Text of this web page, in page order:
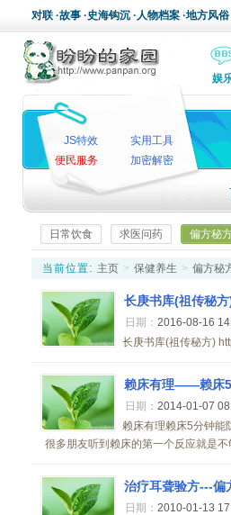
对联 ·故事 ·史海钩沉 ·人物档案 ·地方风俗
娱
JS特效
实用工具
便民服务
加密解密
日常饮食 求医问药 偏方秘
当前位置: 主页 > 保健养生 > 偏方秘
长庚书库(祖传秘方
日期： 2016-08-16
长庚书库(祖传秘方)
赖床有理——赖床5
日期： 2014-01-07
赖床有理赖床5分钟能
很多朋友听到赖床的第一个反应就是
治疗耳聋验方---偏
日期： 2010-01-13